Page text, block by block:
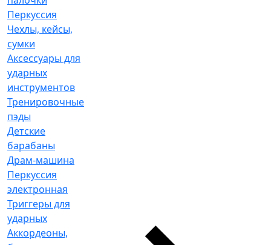
Перкуссия
Чехлы, кейсы,
сумки
Аксессуары для
ударных
инструментов
Тренировочные
пэды
Детские
барабаны
Драм-машина
Перкуссия
электронная
Триггеры для
ударных
Аккордеоны,